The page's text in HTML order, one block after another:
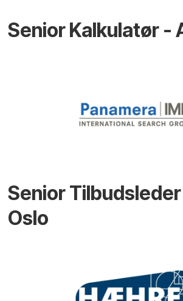
Senior Kalkulatør -
Senior
Oslo